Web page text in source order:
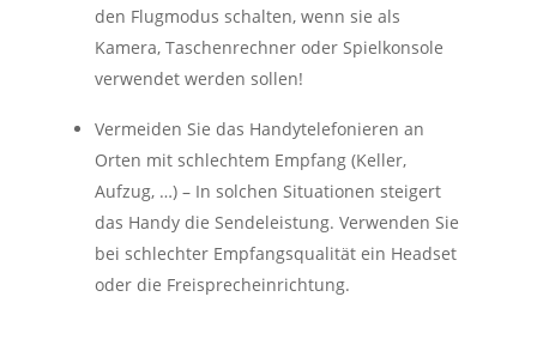
den Flugmodus schalten, wenn sie als
Kamera, Taschenrechner oder Spielkonsole
verwendet werden sollen!
Vermeiden Sie das Handytelefonieren an
Orten mit schlechtem Empfang (Keller,
Aufzug, …) – In solchen Situationen steigert
das Handy die Sendeleistung. Verwenden Sie
bei schlechter Empfangsqualität ein Headset
oder die Freisprecheinrichtung.